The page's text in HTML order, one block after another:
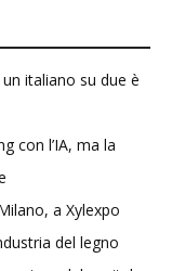
italiano su due è
con l’IA, ma la
a Xylexpo
del legno